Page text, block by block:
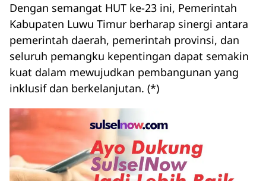
Dengan semangat HUT ke-23 ini, Pemerintah
Kabupaten Luwu Timur berharap sinergi antara
pemerintah daerah, pemerintah provinsi, dan
seluruh pemangku kepentingan dapat semakin
kuat dalam mewujudkan pembangunan yang
inklusif dan berkelanjutan. (*)